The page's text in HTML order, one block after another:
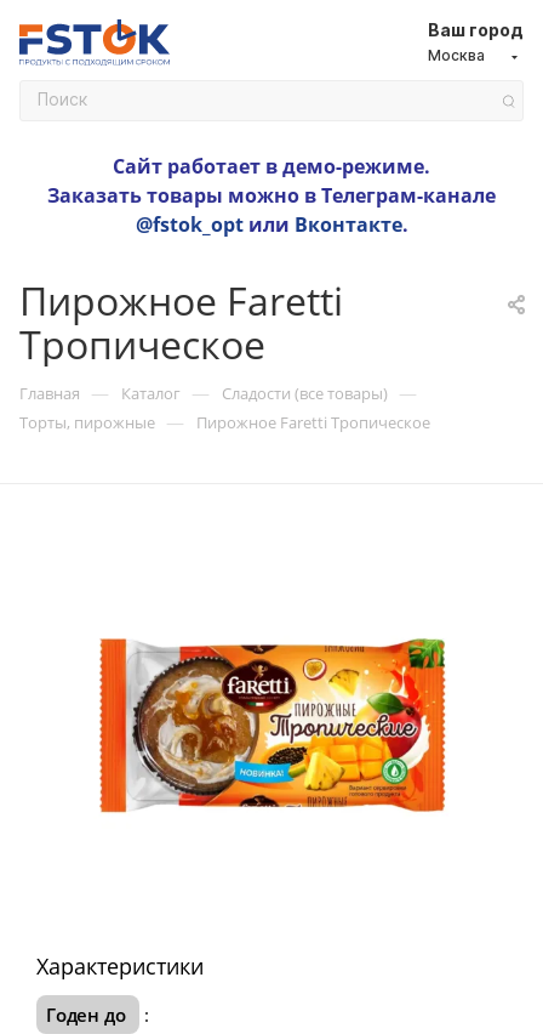
Ваш город
Москва
Сайт работает в демо-режиме.
Заказать товары можно в Телеграм-канале
@fstok_optили Вконтакте.
Пирожное Faretti
Тропическое
Главная — Каталог — Сладости (все товары) —
Торты, пирожные — Пирожное Faretti Тропическое
Характеристики
Годен до
: